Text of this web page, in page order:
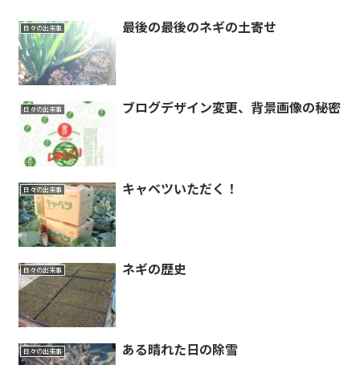
日々の出来事 最後の最後のネギの土寄せ
日々の出来事 ブログデザイン変更、背景画像の秘密
日々の出来事 キャベツいただく！
日々の出来事 ネギの歴史
日々の出来事 ある晴れた日の除雪